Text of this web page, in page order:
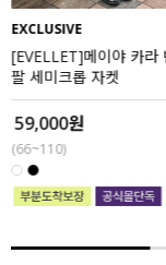
베스트
MADE
세트할인 ~30%
하객룩
메이야 카라 반
크롭 자켓
원